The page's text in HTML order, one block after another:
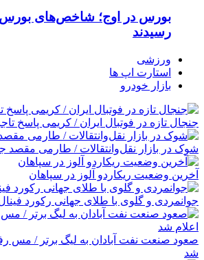
بورس در اوج؛ شاخص‌های بورس
رسیدند
ورزشی
استارت اپ ها
بازار خودرو
جنجال تازه در فوتبال ایران / کریمی پاسخ
شوک در بازار نقل‌وانتقالات / طارمی مقصد
آخرین وضعیت ریکاردو آلوز در سپاهان
جوانمردی و گلوی با طلای جهانی رکورد
صعود صنعت نفت آبادان به لیگ برتر / مس
شد